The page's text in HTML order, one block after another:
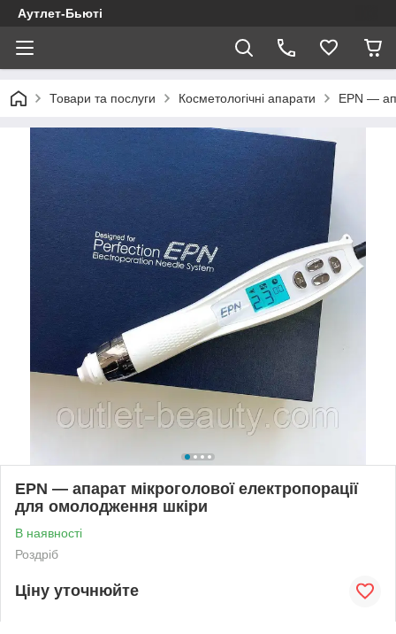
Аутлет-Бьюті
Товари та послуги Косметологічні апарати EPN —
EPN — апарат мікроголової електропорації
для омолодження шкіри
В наявності
Роздріб
Ціну уточнюйте